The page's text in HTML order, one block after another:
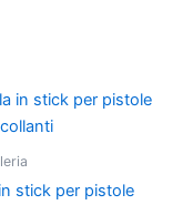
stick per pistole